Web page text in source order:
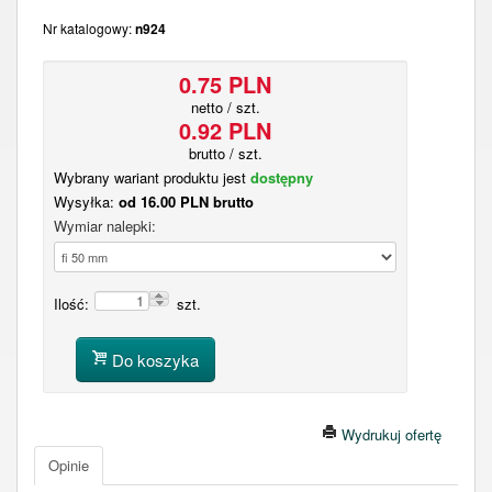
Nr katalogowy:n924
0.75 PLN
netto / szt.
0.92 PLN
brutto / szt.
Wybrany wariant produktu jestdostępny
Wysyłka:od 16.00 PLN brutto
Wymiar nalepki:
Ilość: szt.
Do koszyka
Wydrukuj ofertę
Opinie